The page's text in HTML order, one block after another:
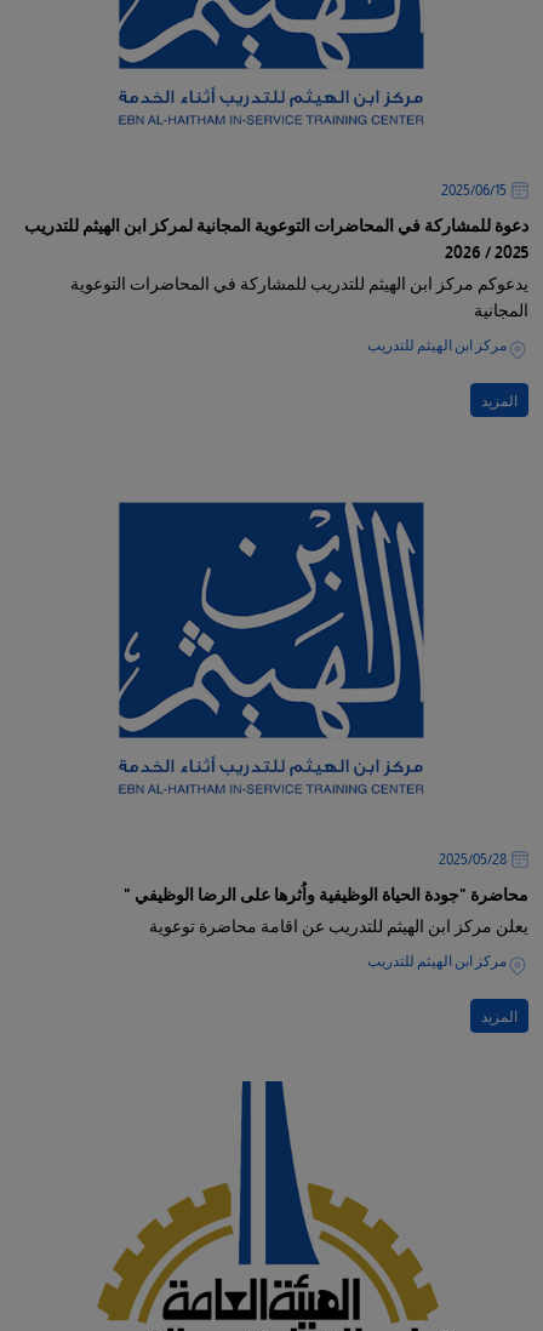
15‏/06‏/2025
دعوة للمشاركة في المحاضرات التوعوية المجانية لمركز ابن الهيثم للتدريب
2025 / 2026
يدعوكم مركز ابن الهيثم للتدريب للمشاركة في المحاضرات التوعوية
المجانية
مركز ابن الهيثم للتدريب
المزيد
28‏/05‏/2025
محاضرة "جودة الحياة الوظيفية واُثرها على الرضا الوظيفي "
يعلن مركز ابن الهيثم للتدريب عن اقامة محاضرة توعوية
مركز ابن الهيثم للتدريب
المزيد